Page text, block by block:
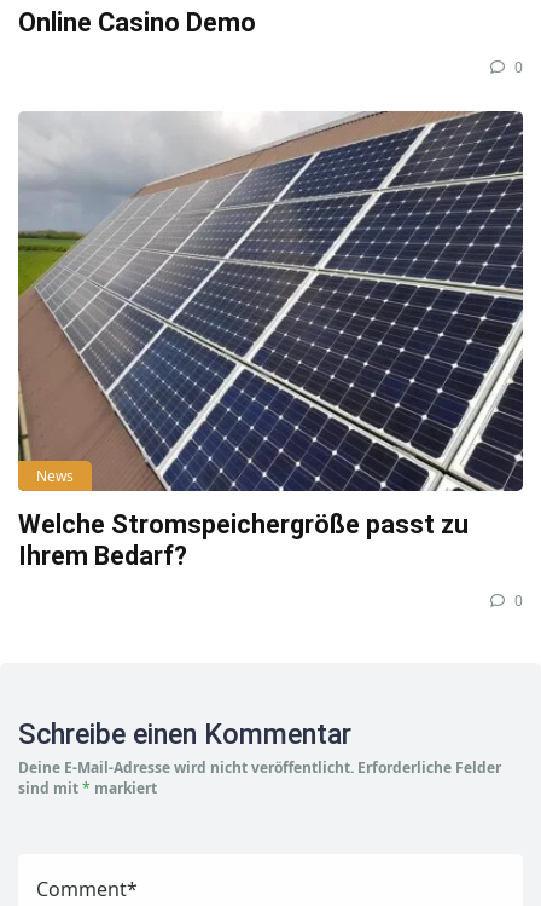
Online Casino Demo
0
News
Welche Stromspeichergröße passt zu
Ihrem Bedarf?
0
Schreibe einen Kommentar
Deine E-Mail-Adresse wird nicht veröffentlicht. Erforderliche Felder
sind mit* markiert